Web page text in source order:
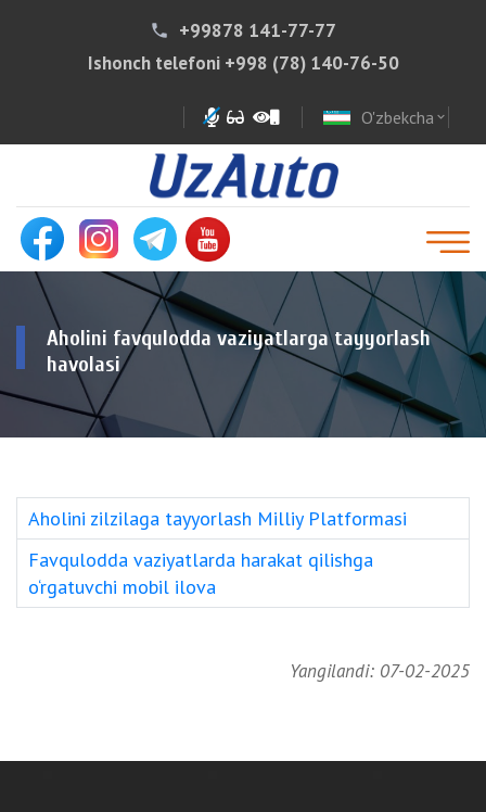
phone
+99878 141-77-77
Ishonch telefoni +998 (78) 140-76-50
O'zbekcha expand_more
Aholini favqulodda vaziyatlarga tayyorlash
havolasi
Aholini zilzilaga tayyorlash Milliy Platformasi
Favqulodda vaziyatlarda harakat qilishga
o‘rgatuvchi mobil ilova
Yangilandi: 07-02-2025